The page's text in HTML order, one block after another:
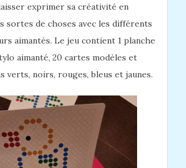
exprimer sa créativité en
sortes de choses avec les différents
aimantés. Le jeu contient 1 planche
aimanté, 20 cartes modèles et
verts, noirs, rouges, bleus et jaunes.